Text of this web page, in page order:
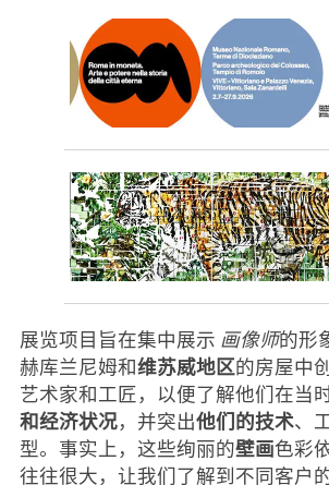
展览项目旨在集中展示 画像师的形
赫库兰尼姆和维苏威地区的房屋中
艺术家和工匠，以便了解他们在当
和经济状况，并突出他们的技术、
型。事实上，这些绚丽的壁画色彩
往往很大，让我们了解到不同客户